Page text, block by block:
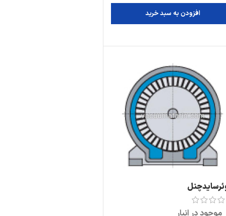
افزودن به سبد خرید
موجود در انبار